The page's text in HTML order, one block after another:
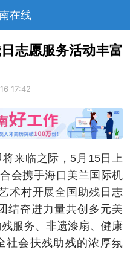
在线
儿
志愿服务活动丰富
17:42
来临之际，5月15日上
会携手海口美兰国际机
术村开展全国助残日志
结奋进力量共创多元美
服务、非遗漆扇、健康
社会扶残助残的浓厚氛